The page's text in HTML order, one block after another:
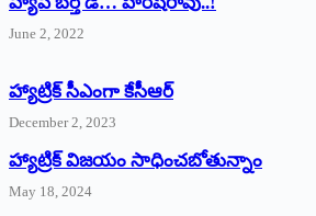
June 2, 2022
హ్యాట్రిక్‌ ‌సీఎంగా కేసీఆర్‌
December 2, 2023
హ్యాట్రిక్‌ విజయం సాధించబోతున్నాం
May 18, 2024